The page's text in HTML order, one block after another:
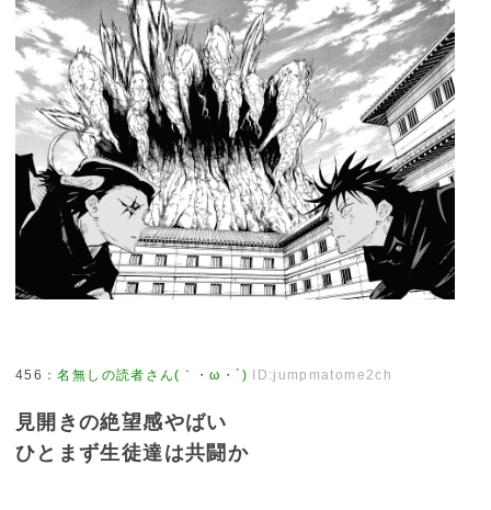
456 ：名無しの読者さん(｀・ω・´) ID:jumpmatome2ch
見開きの絶望感やばい
ひとまず生徒達は共闘か